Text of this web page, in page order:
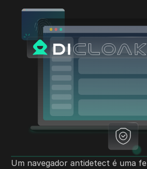
Um navegador antidetect é uma